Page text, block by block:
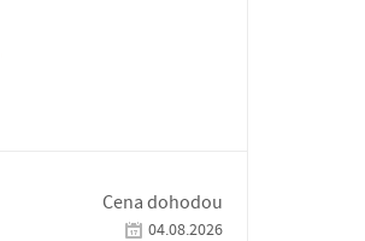
Cena dohodou
04.08.2026